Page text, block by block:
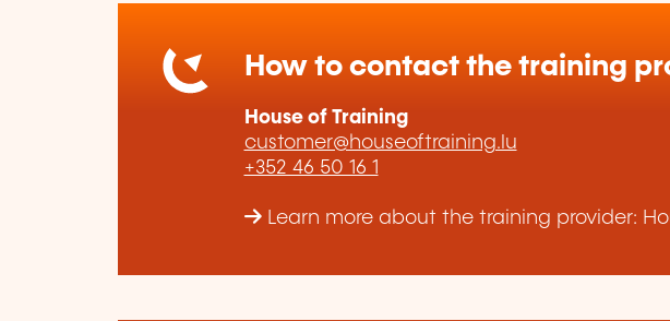
How to contact the training
House of Training
customer@houseoftraining.lu
+352 46 50 16 1
Learn more about the training provider: